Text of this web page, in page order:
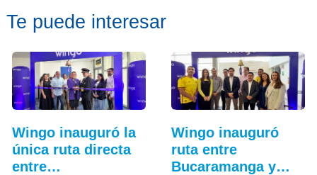
Te puede interesar
Wingo inauguró la
única ruta directa
entre…
Wingo inauguró
ruta entre
Bucaramanga y